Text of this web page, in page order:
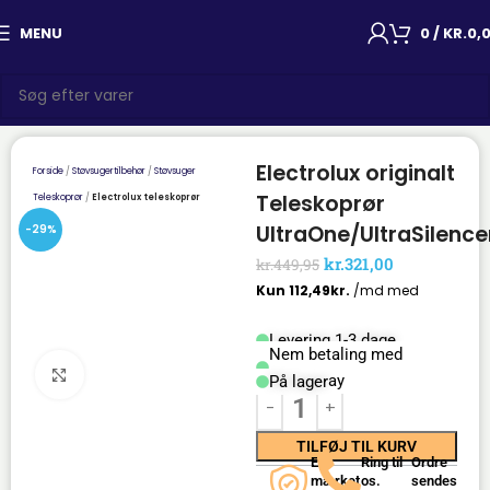
MENU 0/ KR.
Forside Støvsugertilbehør Støvsuger
Teleskoprør Electrolux teleskoprør
-29%
Electrolux originalt
Teleskoprør
UltraOne/
kr.449,95 kr.321,00
Levering 1-3 dage
Nem betaling med
Mobilepay
På lager
TILFØJ TIL KURV
E-
mærket
Ring til
os.
Ordre
sendes